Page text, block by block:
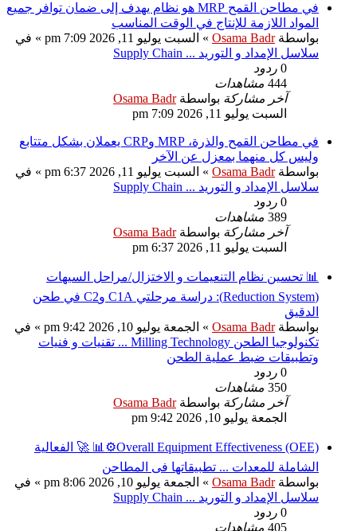
في مطاحن القمح MRP هو نظام يهدف إلى ضمان توافر جميع
المواد اللازمة للإنتاج في الوقت المناسب
بواسطةOsama Badr » السبت يوليو 11, 2026 7:09 pm » في
سلاسل الإمداد و التوريد ... Supply Chain
0 ردود
444 مشاهدات
آخر مشاركة بواسطةOsama Badr
السبت يوليو 11, 2026 7:09 pm
في مطاحن القمح والذرة، MRP وCRP يعملان بشكل متتابع
وليس كل منهما بمعزل عن الآخر
بواسطةOsama Badr » السبت يوليو 11, 2026 6:37 pm » في
سلاسل الإمداد و التوريد ... Supply Chain
0 ردود
389 مشاهدات
آخر مشاركة بواسطةOsama Badr
السبت يوليو 11, 2026 6:37 pm
📊 تحسين نظام التنعيمات و الاختزال/مراحل السيهات
(Reduction System): دراسة مرحلتي C1A وC2 في طحن
الدقيق
بواسطةOsama Badr » الجمعة يوليو 10, 2026 9:42 pm » في
تكنولوجيا الطحن Milling Technology ... تقنيات و فنيات
وتطبيقات ضبط عملية الطحن
0 ردود
350 مشاهدات
آخر مشاركة بواسطةOsama Badr
الجمعة يوليو 10, 2026 9:42 pm
Overall Equipment Effectiveness (OEE)⚙️📊 🚀 الفعالية
الشاملة للمعدات ... تطبيقاتها فى المطاحن
بواسطةOsama Badr » الجمعة يوليو 10, 2026 8:06 pm » في
سلاسل الإمداد و التوريد ... Supply Chain
0 ردود
405 مشاهدات